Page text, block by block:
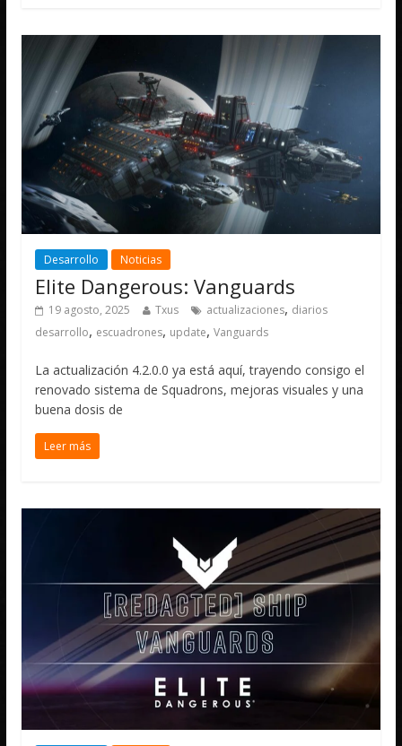
Desarrollo Noticias
Elite Dangerous: Vanguards
19 agosto, 2025 Txus actualizaciones, diarios
desarrollo, escuadrones, update,Vanguards
La actualización 4.2.0.0 ya está aquí, trayendo consigo el
renovado sistema de Squadrons, mejoras visuales y una
buena dosis de
Leer más